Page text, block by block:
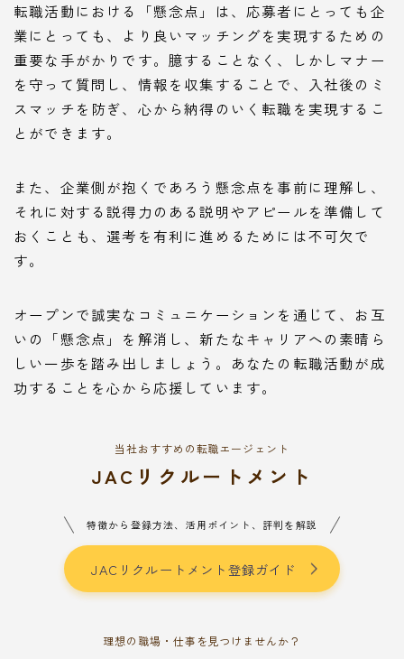
転職活動における「懸念点」は、応募者にとっても企
業にとっても、より良いマッチングを実現するための
重要な手がかりです。臆することなく、しかしマナー
を守って質問し、情報を収集することで、入社後のミ
スマッチを防ぎ、心から納得のいく転職を実現するこ
とができます。
また、企業側が抱くであろう懸念点を事前に理解し、
それに対する説得力のある説明やアピールを準備して
おくことも、選考を有利に進めるためには不可欠で
す。
オープンで誠実なコミュニケーションを通じて、お互
いの「懸念点」を解消し、新たなキャリアへの素晴ら
しい一歩を踏み出しましょう。あなたの転職活動が成
功することを心から応援しています。
当社おすすめの転職エージェント
JACリクルートメント
特徴から登録方法、活用ポイント、評判を解説
JACリクルートメント登録ガイド
理想の職場・仕事を見つけませんか？